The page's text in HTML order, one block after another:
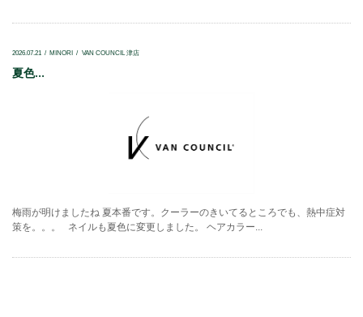
2026.07.21 MINORI VAN COUNCIL 津店
夏色...
梅雨が明けましたね 夏本番です。クーラーのきいてるところでも、熱中症対
策を。。。 ネイルも夏色に変更しました。 ヘアカラー...